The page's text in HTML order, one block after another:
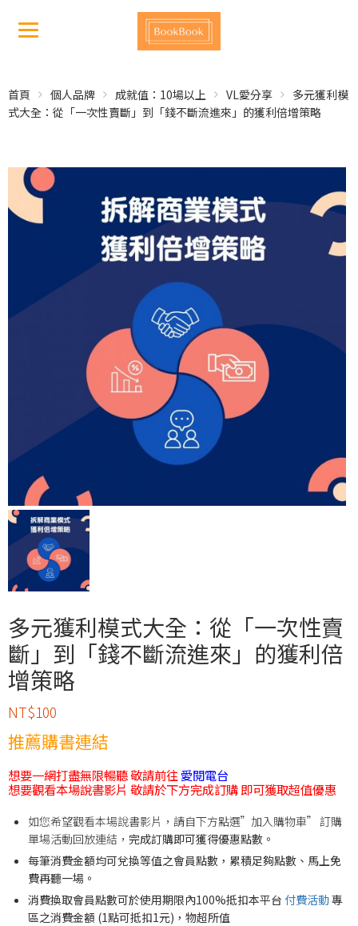
首頁 個人品牌 成就值：10場以上 VL愛分享
多元獲利模
式大全：從「一次性賣斷」到「錢不斷流進來」的獲利倍增策略
多元獲利模式大全：從「一次性賣
斷」到「錢不斷流進來」的獲利倍
增策略
NT$100
推薦購書連結
想要一網打盡無限暢聽 敬請前往 愛閱電台
想要觀看本場說書影片 敬請於下方完成訂購 即可獲取超值優惠
如您希望觀看本場說書影片，請自下方點選”加入購物車” 訂購
單場活動回放連結， 完成訂購即可獲得優惠點數。
每筆消費金額均可兌換等值之會員點數，累積足夠點數、馬上免
費再聽一場。
消費換取會員點數可於使用期限內100%抵扣本平台 付費活動專
區之消費金額 (1點可抵扣1元)，物超所值